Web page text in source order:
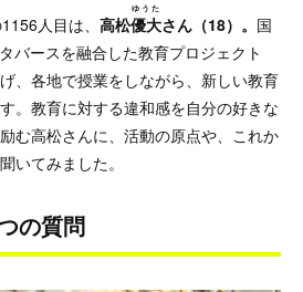
人目は、 高松優大
ゆうた
さん （18）。 国
バースを融合した教育プロジェクト
、各地で授業をしながら、新しい教育
。教育に対する違和感を自分の好きな
む高松さんに、活動の原点や、これか
いてみました。
の質問